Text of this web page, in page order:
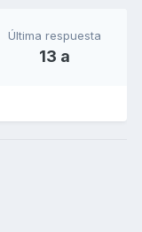
Última respuesta
13 a